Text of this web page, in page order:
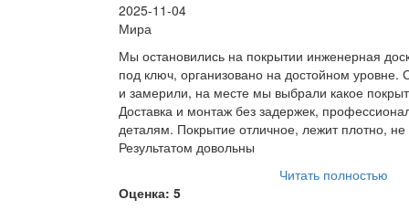
2025-11-04
Мира
Мы остановились на покрытии инженерная
под ключ, организовано на достойном уровне.
и замерили, на месте мы выбрали какое
Доставка и монтаж без задержек,
деталям. Покрытие отличное, лежит плотно, не
Результатом довольны
Читать полностью
Оценка: 5